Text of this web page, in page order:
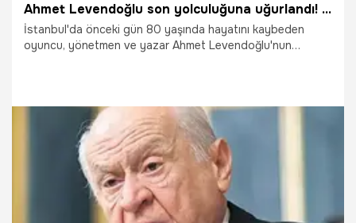
Ahmet Levendoğlu son yolculuğuna uğurlandı! AKM'de veda töreni düzenlendi
İstanbul'da önceki gün 80 yaşında hayatını kaybeden
oyuncu, yönetmen ve yazar Ahmet Levendoğlu'nun
Magazin